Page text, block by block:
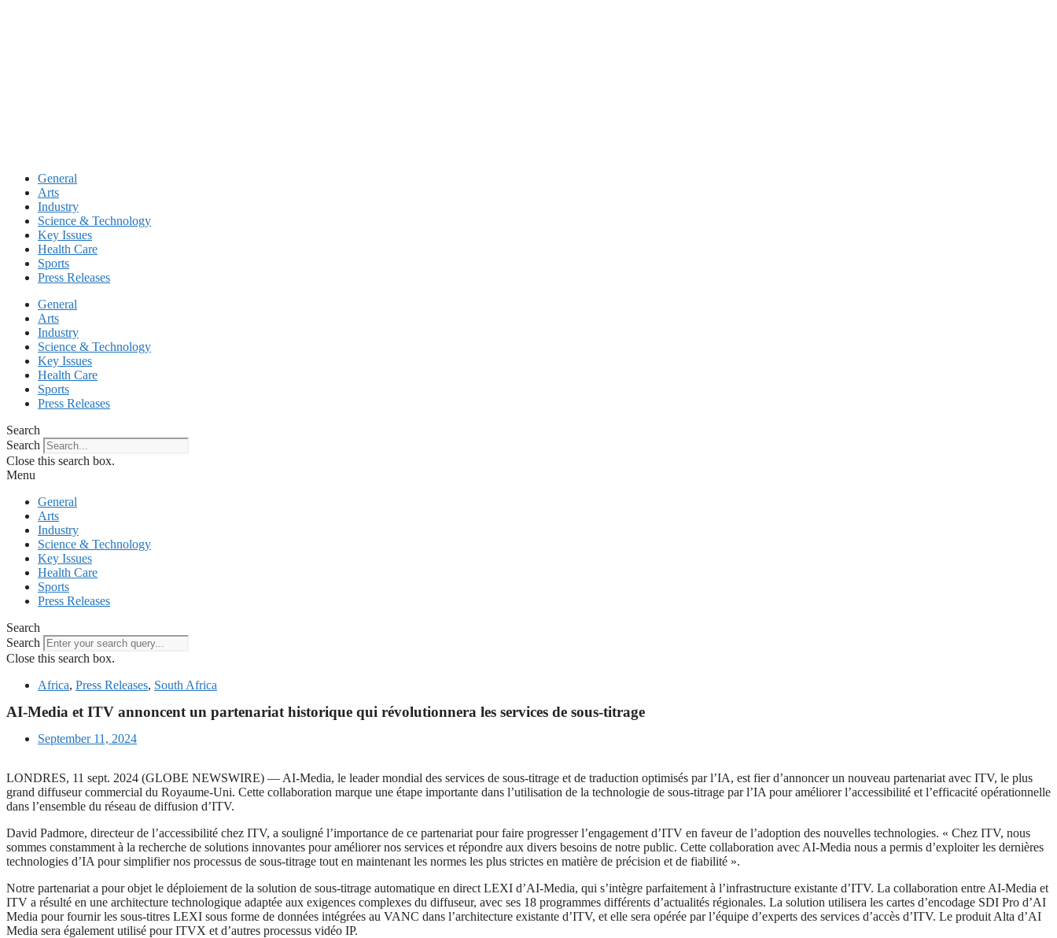
General
Arts
Industry
Science & Technology
Key Issues
Health Care
Sports
Press Releases
General
Arts
Industry
Science & Technology
Key Issues
Health Care
Sports
Press Releases
Search
Search
Close this search box.
Menu
General
Arts
Industry
Science & Technology
Key Issues
Health Care
Sports
Press Releases
Search
Search
Close this search box.
Africa, Press Releases, South Africa
AI-Media et ITV annoncent un partenariat historique qui révolutionnera les services de sous-titrage
September 11, 2024
LONDRES, 11 sept. 2024 (GLOBE NEWSWIRE) — AI-Media, le leader mondial des services de sous-titrage et de traduction optimisés par l’IA, est fier d’annoncer un nouveau partenariat avec ITV, le plus
grand diffuseur commercial du Royaume-Uni. Cette collaboration marque une étape importante dans l’utilisation de la technologie de sous-titrage par l’IA pour améliorer l’accessibilité et l’efficacité opérationnelle
dans l’ensemble du réseau de diffusion d’ITV.
David Padmore, directeur de l’accessibilité chez ITV, a souligné l’importance de ce partenariat pour faire progresser l’engagement d’ITV en faveur de l’adoption des nouvelles technologies. « Chez ITV, nous
sommes constamment à la recherche de solutions innovantes pour améliorer nos services et répondre aux divers besoins de notre public. Cette collaboration avec AI-Media nous a permis d’exploiter les dernières
technologies d’IA pour simplifier nos processus de sous-titrage tout en maintenant les normes les plus strictes en matière de précision et de fiabilité ».
Notre partenariat a pour objet le déploiement de la solution de sous-titrage automatique en direct LEXI d’AI-Media, qui s’intègre parfaitement à l’infrastructure existante d’ITV. La collaboration entre AI-Media et
ITV a résulté en une architecture technologique adaptée aux exigences complexes du diffuseur, avec ses 18 programmes différents d’actualités régionales. La solution utilisera les cartes d’encodage SDI Pro d’AI
Media pour fournir les sous-titres LEXI sous forme de données intégrées au VANC dans l’architecture existante d’ITV, et elle sera opérée par l’équipe d’experts des services d’accès d’ITV. Le produit Alta d’AI
Media sera également utilisé pour ITVX et d’autres processus vidéo IP.